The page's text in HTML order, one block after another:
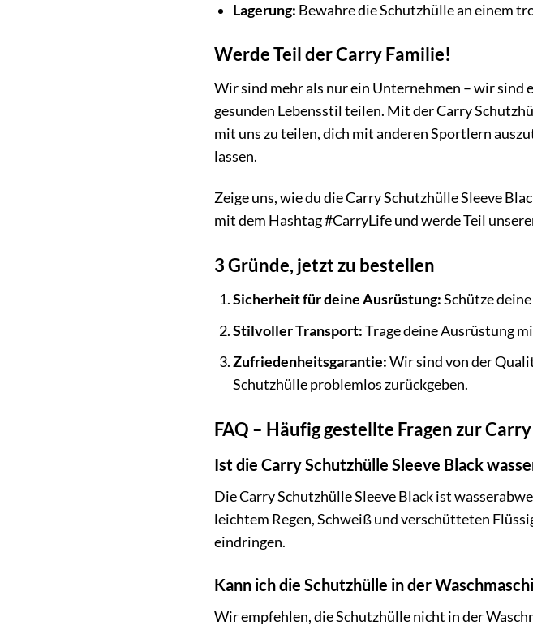
Lagerung: Bewahre die Schutzhülle an einem
Werde Teil der Carry Familie!
Wir sind mehr als nur ein Unternehmen – wir sind
gesunden Lebensstil teilen. Mit der Carry
mit uns zu teilen, dich mit anderen Sportlern
lassen.
Zeige uns, wie du die Carry Schutzhülle Sleeve
mit dem Hashtag #CarryLife und werde Teil
3 Gründe, jetzt zu bestellen
Sicherheit für deine Ausrüstung:Schütze
Stilvoller Transport:Trage deine Ausrüstung
Zufriedenheitsgarantie:Wir sind von der
Schutzhülle problemlos zurückgeben.
FAQ – Häufig gestellte Fragen zur
Ist die Carry Schutzhülle Sleeve Black
Die Carry Schutzhülle Sleeve Black ist
leichtem Regen, Schweiß und verschütteten
eindringen.
Kann ich die Schutzhülle in der
Wir empfehlen, die Schutzhülle nicht in der